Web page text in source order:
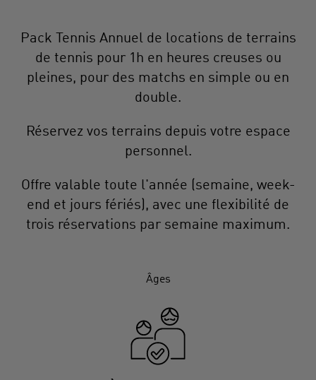
Pack Tennis Annuel de locations de terrains
de tennis pour 1h en heures creuses ou
pleines, pour des matchs en simple ou en
double.
Réservez vos terrains depuis votre espace
personnel.
Offre valable toute l'année (semaine, week-
end et jours fériés), avec une flexibilité de
trois réservations par semaine maximum.
Âges